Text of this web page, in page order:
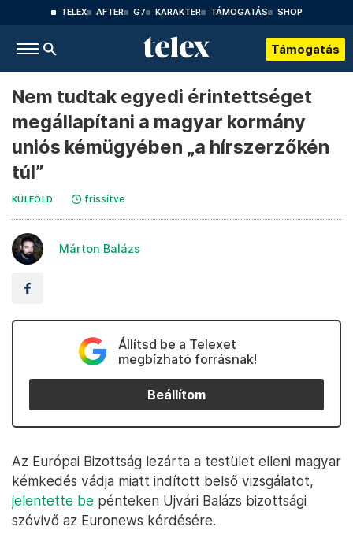
TELEX AFTER G7 KARAKTER TÁMOGATÁS SHOP
Támogatás
Nem tudtak egyedi érintettséget
megállapítani a magyar kormány
uniós kémügyében „a hírszerzőkén
túl”
KÜLFÖLD frissítve
Márton Balázs
Állítsd be a Telexet
megbízható forrásnak!
Beállítom
Az Európai Bizottság lezárta a testület elleni magyar
kémkedés vádja miatt indított belső vizsgálatot,
jelentette be pénteken Ujvári Balázs bizottsági
szóvivő az Euronews kérdésére.